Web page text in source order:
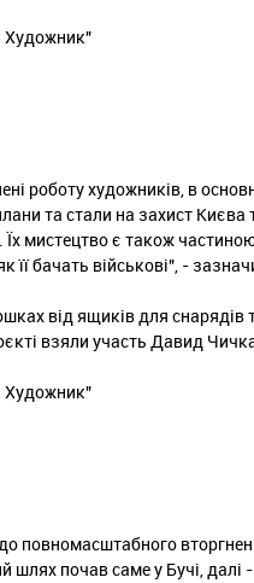
роботу художників, в
та стали на захист
мистецтво є також частиною
її бачать військові", -
від ящиків для
взяли участь Давид
повномасштабного
шлях почав саме у Бучі, далі -